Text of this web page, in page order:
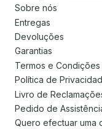
Sobre nós
Entregas
Devoluções
Garantias
Termos e Condições
Política de
Livro de
Pedido de
Quero efectuar uma